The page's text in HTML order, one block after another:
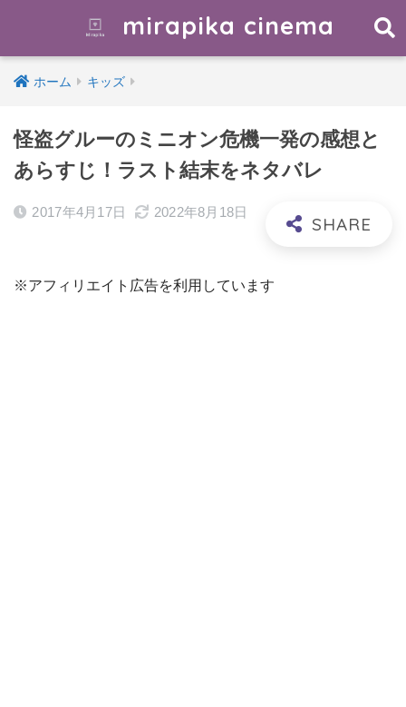
mirapika cinema
ホーム キッズ
怪盗グルーのミニオン危機一発の感想と
あらすじ！ラスト結末をネタバレ
2017年4月17日 2022年8月18日
※アフィリエイト広告を利用しています